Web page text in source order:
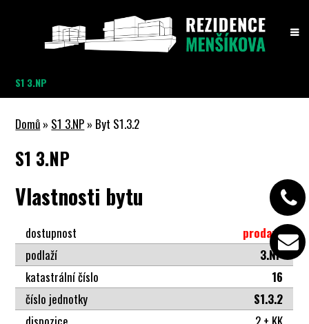
S1 3.NP
Domů » S1 3.NP » Byt S1.3.2
S1 3.NP
Vlastnosti bytu
dostupnost
prodaný
podlaží
3.NP
katastrální číslo
16
číslo jednotky
S1.3.2
dispozice
2 + KK